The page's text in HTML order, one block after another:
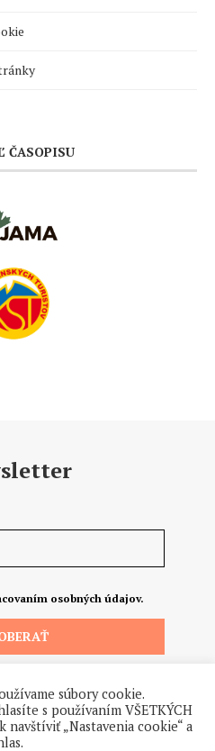
ČASOPISU
osobných údajov.
súbory cookie.
s používaním VŠETKÝCH
navštíviť „Nastavenia cookie“ a